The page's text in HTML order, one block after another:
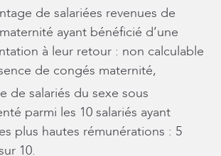
de salariées revenues de
ayant bénéficié d’une
à leur retour : non calculable
de congés maternité,
de salariés du sexe sous
parmi les 10 salariés ayant
plus hautes rémunérations : 5
10.